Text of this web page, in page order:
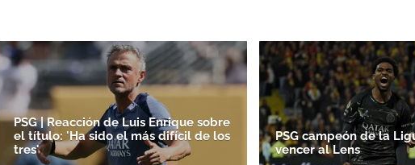
PSG | Reacción de Luis Enrique sobre
el título: 'Ha sido el más difícil de los
tres'
PSG campeón de la
vencer al Lens